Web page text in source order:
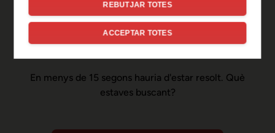
Sembla que hi ha hagut un
error de connexió temporal
En menys de 15 segons hauria d'estar resolt. Què
estaves buscant?
REBUTJAR TOTES
ACCEPTAR TOTES